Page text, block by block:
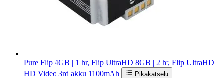
Pure Flip 4GB | 1 hr, Flip UltraHD 8GB | 2 hr, Flip UltraHD
HD Video 3rd akku 1100mAh
Pikakatselu